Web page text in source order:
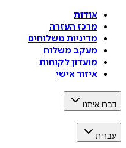
אודות
מרכז העזרה
מדיניות משלוחים
מעקב משלוח
מועדון לקוחות
איזור אישי
דברו איתנו
עברית